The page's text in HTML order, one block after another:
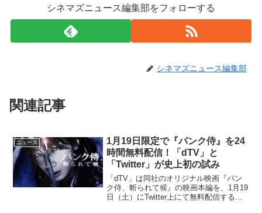
シネマズニュース編集部をフォローする
シネマズニュース編集部
関連記事
ニュース
1月19日限定で『パンク侍』を24
時間無料配信！「dTV」と
「Twitter」が史上初の試み
「dTV」は同社のオリジナル映画『パン
ク侍、斬られて候』の映画本編を、1月19
日（土）にTwitter上にて無料配信する。